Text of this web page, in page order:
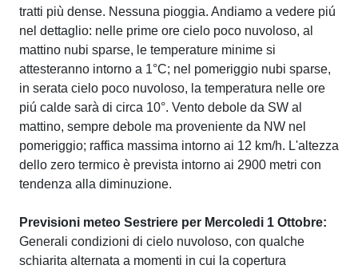
tratti più dense. Nessuna pioggia. Andiamo a vedere piú
nel dettaglio: nelle prime ore cielo poco nuvoloso, al
mattino nubi sparse, le temperature minime si
attesteranno intorno a 1°C; nel pomeriggio nubi sparse,
in serata cielo poco nuvoloso, la temperatura nelle ore
piú calde sarà di circa 10°. Vento debole da SW al
mattino, sempre debole ma proveniente da NW nel
pomeriggio; raffica massima intorno ai 12 km/h. L'altezza
dello zero termico è prevista intorno ai 2900 metri con
tendenza alla diminuzione.
Previsioni meteo Sestriere per Mercoledi 1 Ottobre:
Generali condizioni di cielo nuvoloso, con qualche
schiarita alternata a momenti in cui la copertura